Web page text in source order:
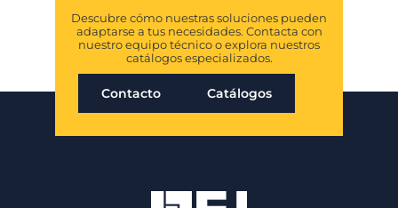
Descubre cómo nuestras soluciones pueden
adaptarse a tus necesidades. Contacta con
nuestro equipo técnico o explora nuestros
catálogos especializados.
Contacto Catálogos